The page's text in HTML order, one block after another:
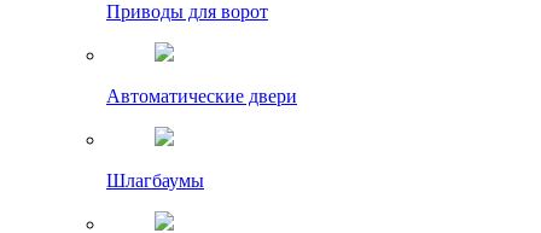
Приводы для ворот
Автоматические двери
Шлагбаумы